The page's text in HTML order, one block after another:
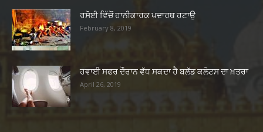
ਰਸੋਈ ਵਿੱਚੋਂ ਹਾਨੀਕਾਰਕ ਪਦਾਰਥ ਹਟਾਉ
February 8, 2019
ਹਵਾਈ ਸਫਰ ਦੌਰਾਨ ਵੱਧ ਸਕਦਾ ਹੈ ਬਲੱਡ ਕਲੋਟਸ ਦਾ ਖ਼ਤਰਾ
April 26, 2019